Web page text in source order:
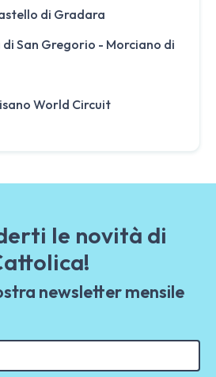
di Gradara
San Gregorio - Morciano di
World Circuit
le novità di
newsletter mensile